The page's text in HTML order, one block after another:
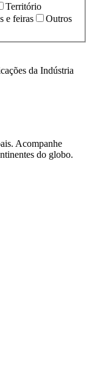
Território
e feiras
Outros
da Indústria
Acompanhe
do globo.